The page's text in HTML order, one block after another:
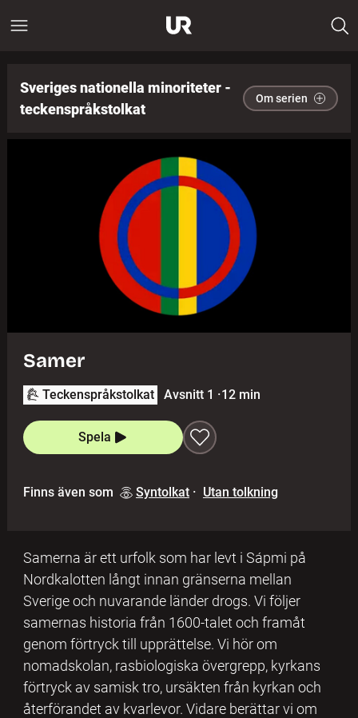
Sveriges nationella minoriteter -
teckenspråkstolkat
Om serien
Samer
Teckenspråkstolkat Avsnitt 1 ·12 min
Spela
Finns även som Syntolkat · Utan tolkning
Samerna är ett urfolk som har levt i Sápmi på
Nordkalotten långt innan gränserna mellan
Sverige och nuvarande länder drogs. Vi följer
samernas historia från 1600-talet och framåt
genom förtryck till upprättelse. Vi hör om
nomadskolan, rasbiologiska övergrepp, kyrkans
förtryck av samisk tro, ursäkten från kyrkan och
återförandet av kvarlevor. Vidare berättar vi om